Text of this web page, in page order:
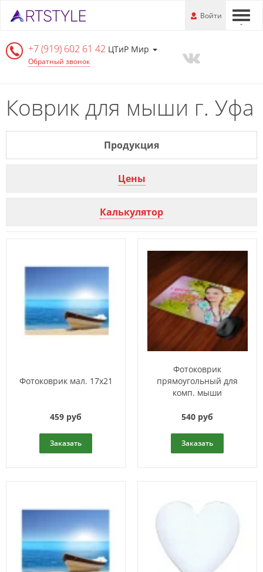
Перейти
к
информации
---
Войти
+7 (919) 602 61 42 ЦТиР Мир
Обратный звонок
Коврик для мыши г. Уфа
Продукция
Цены
Калькулятор
Фотоковрик мал. 17х21
459 руб
Заказать
Фотоковрик
прямоугольный для
комп. мыши
540 руб
Заказать